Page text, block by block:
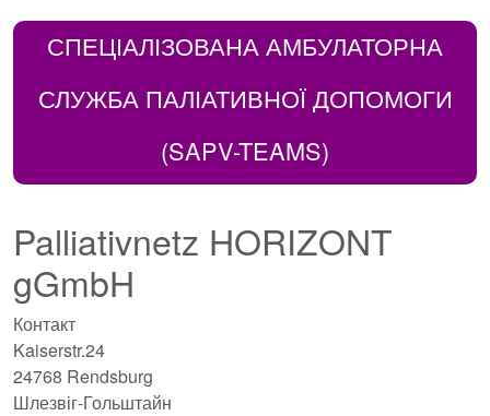
СПЕЦІАЛІЗОВАНА АМБУЛАТОРНА
СЛУЖБА ПАЛІАТИВНОЇ ДОПОМОГИ
(SAPV-TEAMS)
Palliativnetz HORIZONT
gGmbH
Контакт
Kaiserstr.24
24768 Rendsburg
Шлезвіг-Гольштайн